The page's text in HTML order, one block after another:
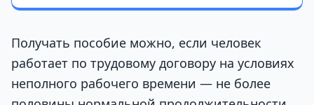
Получать пособие можно, если человек
работает по трудовому договору на условиях
неполного рабочего времени — не более